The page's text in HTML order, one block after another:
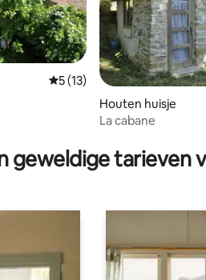
recensies
Gemiddelde beoordeling
5 (13)
Houten huisje
La cabane
geweldige tarieven